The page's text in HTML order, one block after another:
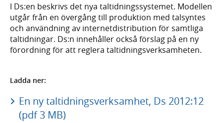
I Ds:en beskrivs det nya taltidningssystemet. Modellen
utgår från en övergång till produktion med talsyntes
och användning av internetdistribution för samtliga
taltidningar. Ds:n innehåller också förslag på en ny
förordning för att reglera taltidningsverksamheten.
Ladda ner:
En ny taltidningsverksamhet, Ds 2012:12
(pdf 3 MB)